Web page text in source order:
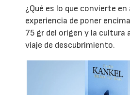
¿Qué es lo que convierte en
experiencia de poner
75 gr del origen y la cultura
viaje de descubrimiento.